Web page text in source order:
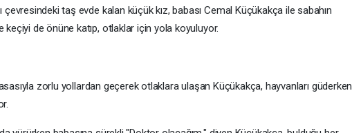
taş evde kalan küçük kız, babası Cemal Küçükakça ile sabahın
de önüne katıp, otlaklar için yola koyuluyor.
zorlu yollardan geçerek otlaklara ulaşan Küçükakça, hayvanları güderken